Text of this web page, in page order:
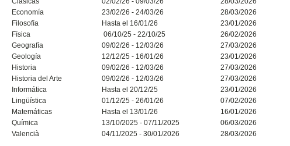
Economía
23/02/26 - 24/03/26 28/03/2026
Filosofía
Hasta el 16/01/26 23/01/2026
Física
06/10/25 - 22/10/25 26/02/2026
Geografía
09/02/26 - 12/03/26 27/03/2026
Geología
12/12/25 - 16/01/26 23/01/2026
Historia
09/02/26 - 12/03/26 27/03/2026
Historia del Arte
09/02/26 - 12/03/26 27/03/2026
Informática
Hasta el 20/12/25 23/01/2026
Lingüística
01/12/25 - 26/01/26 07/02/2026
Matemáticas
Hasta el 13/01/26 16/01/2026
Química
13/10/2025 - 07/11/2025 06/03/2026
Valencià
04/11/2025 - 30/01/2026 28/03/2026